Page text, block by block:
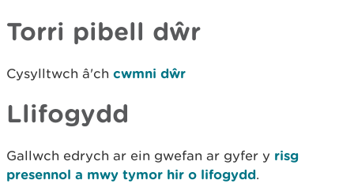
Torri pibell dŵr
Cysylltwch â'ch cwmni dŵr
Llifogydd
Gallwch edrych ar ein gwefan ar gyfer y risg
presennol a mwy tymor hir o lifogydd.